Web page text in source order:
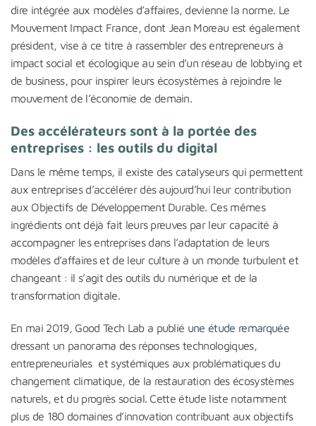
dire intégrée aux modèles d’affaires, devienne la norme. Le
Mouvement Impact France, dont Jean Moreau est également
président, vise à ce titre à rassembler des entrepreneurs à
impact social et écologique au sein d’un réseau de lobbying et
de business, pour inspirer leurs écosystèmes à rejoindre le
mouvement de l’économie de demain.
Des accélérateurs sont à la portée des
entreprises : les outils du digital
Dans le même temps, il existe des catalyseurs qui permettent
aux entreprises d’accélérer dès aujourd’hui leur contribution
aux Objectifs de Développement Durable. Ces mêmes
ingrédients ont déjà fait leurs preuves par leur capacité à
accompagner les entreprises dans l’adaptation de leurs
modèles d’affaires et de leur culture à un monde turbulent et
changeant : il s’agit des outils du numérique et de la
transformation digitale.
En mai 2019, Good Tech Lab a publié une étude remarquée
dressant un panorama des réponses technologiques,
entrepreneuriales et systémiques aux problématiques du
changement climatique, de la restauration des écosystèmes
naturels, et du progrès social. Cette étude liste notamment
plus de 180 domaines d’innovation contribuant aux objectifs